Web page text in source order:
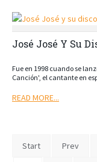
José José Y Su
Fue en 1998 cuando se
Canción', el cantante en
READ MORE...
Start Prev